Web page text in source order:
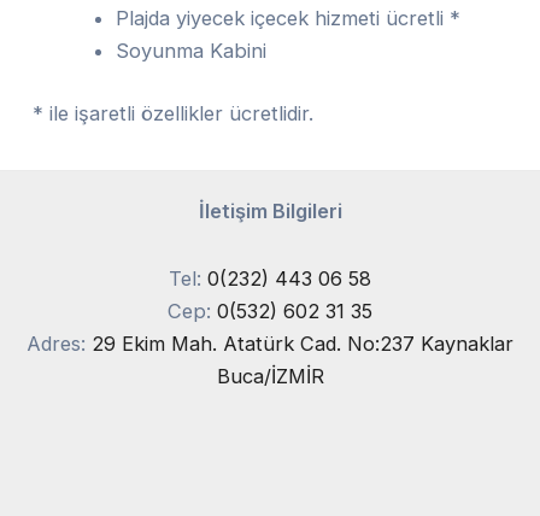
Plajda yiyecek içecek hizmeti ücretli *
Soyunma Kabini
* ile işaretli özellikler ücretlidir.
İletişim Bilgileri
Tel: 0(232) 443 06 58
Cep: 0(532) 602 31 35
Adres: 29 Ekim Mah. Atatürk Cad. No:237 Kaynaklar
Buca/İZMİR